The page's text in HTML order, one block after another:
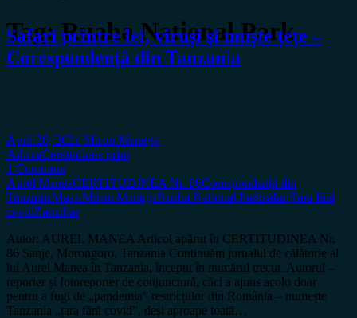
Tag:Ruaha National Park
Safari printre lei, viruși și muște țețe –
Corespondență din Tanzania
April 20, 2021 Miron Manega
ArhivaCertitudinea print
1 Comment
Aurel ManeaCERTITUDINEA Nr. 86Corespondență din
TanzaniaMasaiMiron ManegaRuaha National ParksafariȚara fără
covidZanzibar
Autor: AUREL MANEA Articol apărut în CERTITUDINEA Nr.
86 Sanje, Morongoro, Tanzania Continuăm jurnalul de călătorie al
lui Aurel Manea în Tanzania, început în numărul trecut. Autorul –
reporter și fotoreporter de conjunctură, căci a ajuns acolo doar
pentru a fugi de „pandemia” restricțiilor din România – numește
Tanzania „țara fără covid”, deși aproape toată…